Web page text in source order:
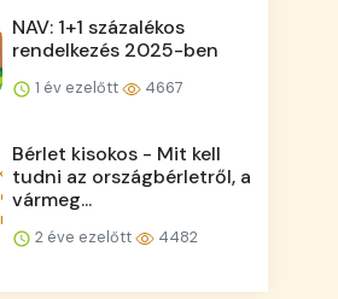
NAV: 1+1 százalékos
rendelkezés 2025-ben
1 év ezelőtt 4667
Bérlet kisokos - Mit kell
tudni az országbérletről, a
vármeg...
2 éve ezelőtt 4482